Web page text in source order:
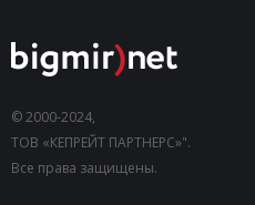
© 2000-2024,
ТОВ «КЕПРЕЙТ ПАРТНЕРС»".
Все права защищены.